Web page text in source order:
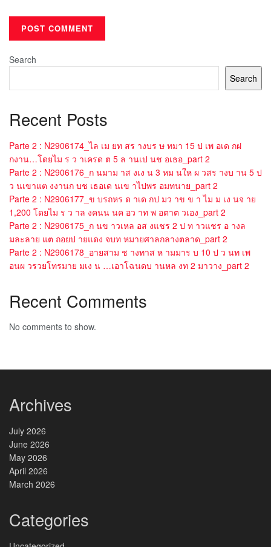
Search
Search
Recent Posts
Parte 2 : N2906174_ไล เม ยท สร างบร ษ ทมา 15 ป เพ อเด กฝ
กงาน…โดยไม ร ว าเครด ต 5 ล านเป นช อเธอ_part 2
Parte 2 : N2906176_ก นมาม าส งเง น 3 หม นให ผ วสร างบ าน 5 ป
ว นเขาแต งงานก บช เธอเด นเข าไปพร อมทนาย_part 2
Parte 2 : N2906177_ข บรถหร ด าเด กป มว าข ข า ไม ม เง นจ าย
1,200 โดยไม ร ว าล งคนน นค อว าท พ อตาต วเอง_part 2
Parte 2 : N2906175_ก นข าวเหล อส งแชร 2 ป ท าวแชร อ างล
มละลาย แต ถอยป ายแดง จบท หมายศาลกลางตลาด_part 2
Parte 2 : N2906178_อายสาม ช างทาส ห ามมาร บ 10 ป ว นท เพ
อนผ วรวยโทรมาย มเง น …เอาโฉนดบ านหล งท 2 มาวาง_part 2
Recent Comments
No comments to show.
Archives
July 2026
June 2026
May 2026
April 2026
March 2026
Categories